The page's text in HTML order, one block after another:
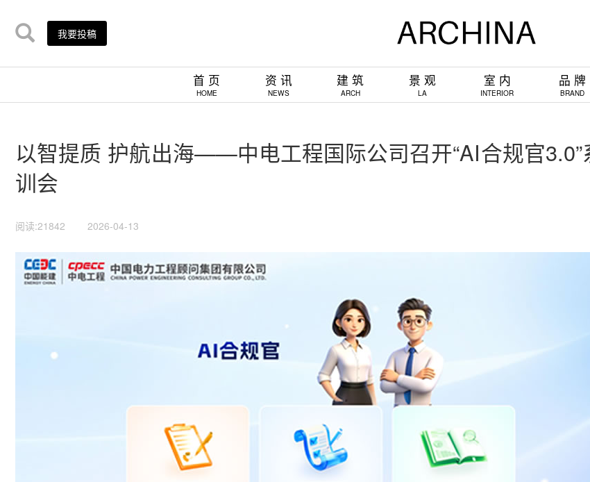
我要投稿
首 页
HOME
资 讯
NEWS
建 筑
ARCH
景 观
LA
室 内
INTERIOR
品 牌
BRAND
以智提质 护航出海——中电工程国际公司召开“AI合规官3.0”
训会
阅读:21842 2026-04-13